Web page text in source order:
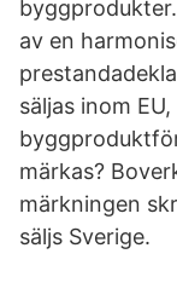
av en
säljas inom
märkas?
märkningen
säljs Sverige.